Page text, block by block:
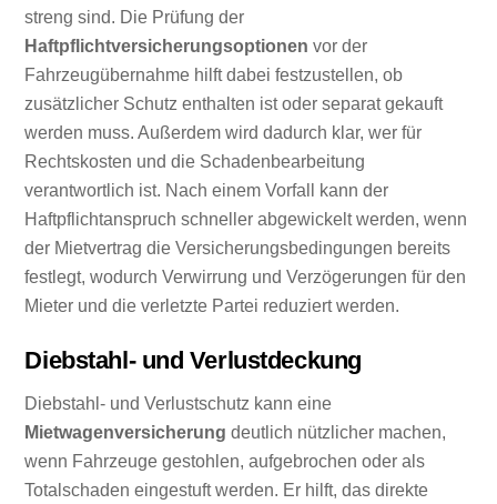
streng sind. Die Prüfung der
Haftpflichtversicherungsoptionen vor der
Fahrzeugübernahme hilft dabei festzustellen, ob
zusätzlicher Schutz enthalten ist oder separat gekauft
werden muss. Außerdem wird dadurch klar, wer für
Rechtskosten und die Schadenbearbeitung
verantwortlich ist. Nach einem Vorfall kann der
Haftpflichtanspruch schneller abgewickelt werden, wenn
der Mietvertrag die Versicherungsbedingungen bereits
festlegt, wodurch Verwirrung und Verzögerungen für den
Mieter und die verletzte Partei reduziert werden.
Diebstahl- und Verlustdeckung
Diebstahl- und Verlustschutz kann eine
Mietwagenversicherung deutlich nützlicher machen,
wenn Fahrzeuge gestohlen, aufgebrochen oder als
Totalschaden eingestuft werden. Er hilft, das direkte